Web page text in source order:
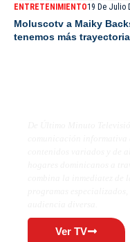
ENTRETENIMIENTO19 De Julio
Moluscotv a Maiky
tenemos más
Ver TV